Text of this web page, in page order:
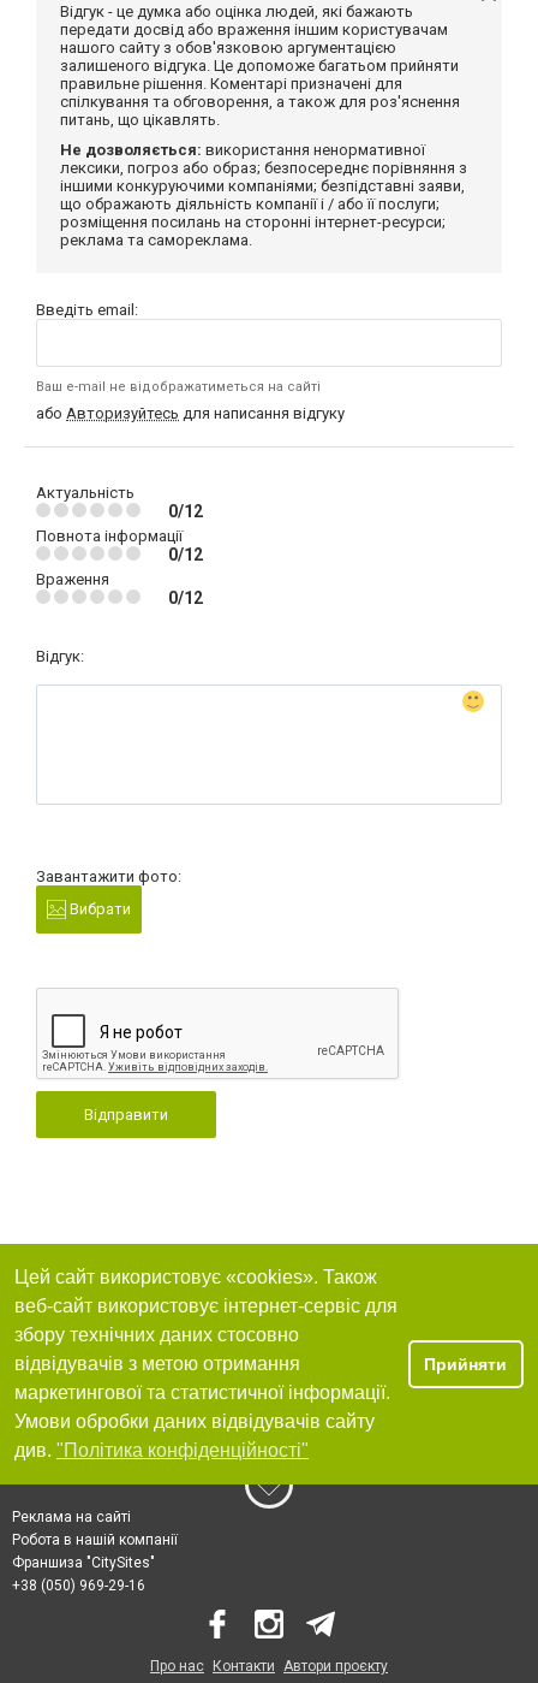
Відгук - це думка або оцінка людей, які бажають
передати досвід або враження іншим користувачам
нашого сайту з обов'язковою аргументацією
залишеного відгука. Це допоможе багатьом прийняти
правильне рішення. Коментарі призначені для
спілкування та обговорення, а також для роз'яснення
питань, що цікавлять.
Не дозволяється: використання ненормативної
лексики, погроз або образ; безпосереднє порівняння з
іншими конкуруючими компаніями; безпідставні заяви,
що ображають діяльність компанії і / або її послуги;
розміщення посилань на сторонні інтернет-ресурси;
реклама та самореклама.
Введіть email:
Ваш e-mail не відображатиметься на сайті
або Авторизуйтесь для написання відгуку
Актуальність
0/12
Повнота інформації
0/12
Враження
0/12
Відгук:
Завантажити фото:
Вибрати
Відправити
Цей сайт використовує «cookies». Також
веб-сайт використовує інтернет-сервіс для
збору технічних даних стосовно
відвідувачів з метою отримання
маркетингової та статистичної інформації.
Умови обробки даних відвідувачів сайту
див. "Політика конфіденційності"
Прийняти
Реклама на сайті
Робота в нашій компанії
Франшиза "CitySites"
+38 (050) 969-29-16
Про нас Контакти Автори проєкту